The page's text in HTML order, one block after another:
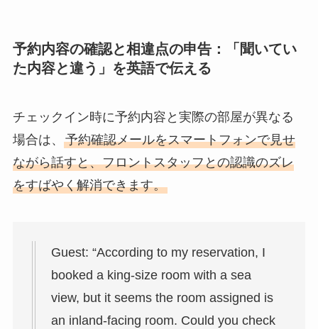
予約内容の確認と相違点の申告：「聞いてい
た内容と違う」を英語で伝える
チェックイン時に予約内容と実際の部屋が異なる
場合は、 予約確認メールをスマートフォンで見せ
ながら話すと、フロントスタッフとの認識のズレ
をすばやく解消できます。
Guest: “According to my reservation, I
booked a king-size room with a sea
view, but it seems the room assigned is
an inland-facing room. Could you check